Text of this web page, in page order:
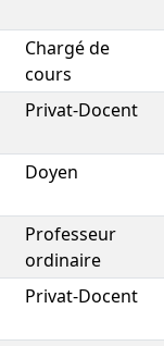
Chargé de
cours
Privat-Docent
Doyen
Professeur
ordinaire
Privat-Docent